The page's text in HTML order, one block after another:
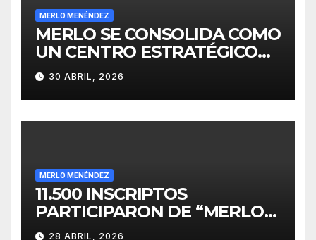
MERLO MENÉNDEZ
MERLO SE CONSOLIDA COMO
UN CENTRO ESTRATÉGICO
PARA EL DESARROLLO DE
INVERSIONES
30 ABRIL, 2026
MERLO MENÉNDEZ
11.500 INSCRIPTOS
PARTICIPARON DE “MERLO
CORRE POR MALVINAS”
28 ABRIL, 2026